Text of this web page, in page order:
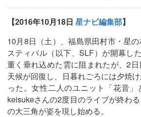
【2016年10月18日 星ナビ編集部】
10月8日（土）、福島県田村市・星
スティバル（以下、SLF）が開幕し
重く垂れ込めた雲に阻まれたが、2
天候が回復し、日暮れごろには夕焼
った。女性二人のユニット「花音」
keisukeさんの2度目のライブが終わ
の大三角が姿を現し始める。